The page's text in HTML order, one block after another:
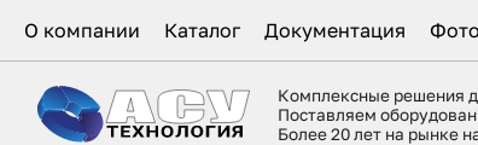
О компании Каталог Документация
Комплексные решения
Поставляем
Более 20 лет на рынке